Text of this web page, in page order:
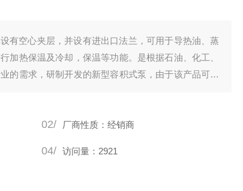
有空心夹层，并设有进出口法兰，可用于导热油、蒸
加热保温及冷却，保温等功能。是根据石油、化工、
的需求，研制开发的新型容积式泵，由于该产品可选
02/ 厂商性质：经销商
04/ 访问量：2921